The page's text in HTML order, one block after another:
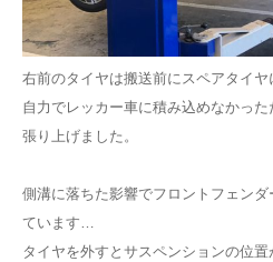
右前のタイヤは搬送前にスペアタイヤ
自力でレッカー車に積み込めなかっ
張り上げました。
側溝に落ちた影響でフロントフェン
ています…
タイヤを外すとサスペンションの位